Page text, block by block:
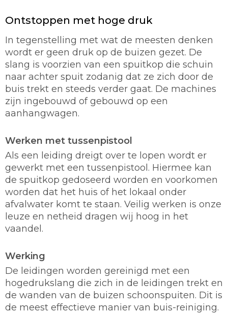
Ontstoppen met hoge druk
In tegenstelling met wat de meesten denken
wordt er geen druk op de buizen gezet. De
slang is voorzien van een spuitkop die schuin
naar achter spuit zodanig dat ze zich door de
buis trekt en steeds verder gaat. De machines
zijn ingebouwd of gebouwd op een
aanhangwagen.
Werken met tussenpistool
Als een leiding dreigt over te lopen wordt er
gewerkt met een tussenpistool. Hiermee kan
de spuitkop gedoseerd worden en voorkomen
worden dat het huis of het lokaal onder
afvalwater komt te staan. Veilig werken is onze
leuze en netheid dragen wij hoog in het
vaandel.
Werking
De leidingen worden gereinigd met een
hogedrukslang die zich in de leidingen trekt en
de wanden van de buizen schoonspuiten. Dit is
de meest effectieve manier van buis-reiniging.